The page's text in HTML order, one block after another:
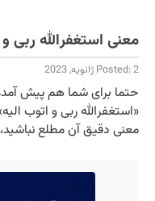
معنی استغفرالله ربی
Posted: 2 ژانویه, 2023
حتما برای شما هم پیش
«استغفرالله ربی و اتوب
معنی دقیق آن مطلع